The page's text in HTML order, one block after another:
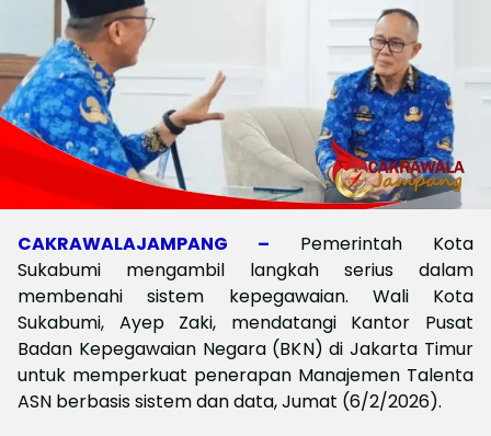
CAKRAWALAJAMPANG – Pemerintah Kota
Sukabumi mengambil langkah serius dalam
membenahi sistem kepegawaian. Wali Kota
Sukabumi, Ayep Zaki, mendatangi Kantor Pusat
Badan Kepegawaian Negara (BKN) di Jakarta Timur
untuk memperkuat penerapan Manajemen Talenta
ASN berbasis sistem dan data, Jumat (6/2/2026).